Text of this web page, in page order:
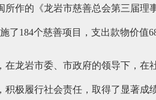
所作的《龙岩市慈善总会第三届理
了184个慈善项目，支出款物价值
在龙岩市委、市政府的领导下，在
极履行社会责任，取得了显著成绩